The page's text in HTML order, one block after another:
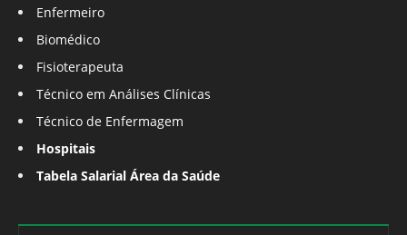
Enfermeiro
Biomédico
Fisioterapeuta
Técnico em Análises Clínicas
Técnico de Enfermagem
Hospitais
Tabela Salarial Área da Saúde